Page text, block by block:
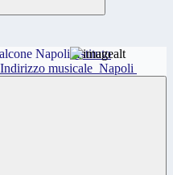
Istituto
musicale Napoli